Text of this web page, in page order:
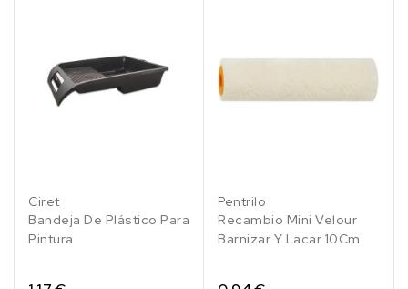
Ciret
Bandeja De Plástico Para
Pintura
Pentrilo
Recambio Mini Velour
Barnizar Y Lacar 10Cm